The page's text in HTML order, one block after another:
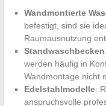
Wandmontierte
befestigt, sind sie
Raumausnutzung
Standwaschbecken
werden häufig in
Wandmontage nicht
Edelstahlmodelle:
anspruchsvolle